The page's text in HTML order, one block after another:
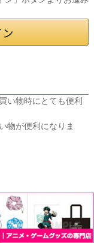
い物時にとても便利
物が便利になりま